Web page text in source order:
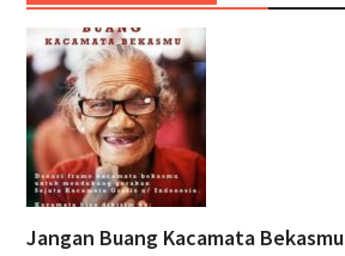
Jangan Buang Kacamata Bekasmu